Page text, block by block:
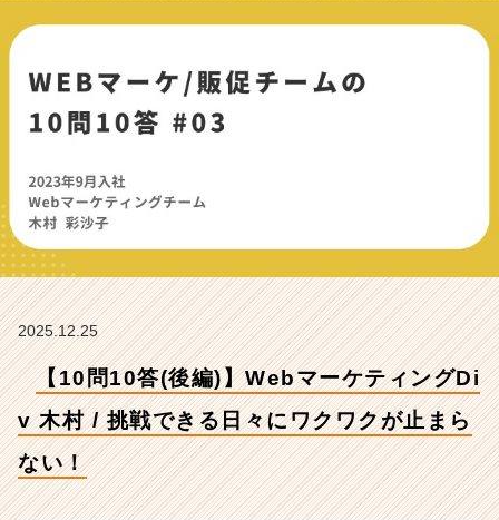
ィ
グ
D
i
村
に
ク
2025.12.25
【10問10答(後編)】WebマーケティングDi
v 木村 / 挑戦できる日々にワクワクが止まら
ない！